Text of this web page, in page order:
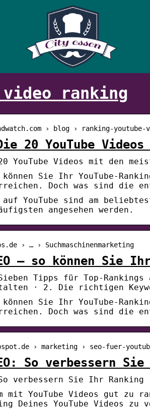
video ranking
› blog › ranking-youtube-
20 YouTube
YouTube Videos mit den
können Sie Ihr YouTube-
Doch was sind die
auf YouTube sind am
angesehen werden.
› … › Suchmaschinenmarketing
– so können Sie
Tipps für Top-
· 2. Die richtigen
können Sie Ihr YouTube-
Doch was sind die
› marketing › seo-fuer-
So verbessern
So verbessern Sie Ihr Ranking
mit YouTube Videos gut zu
Deines YouTube Videos